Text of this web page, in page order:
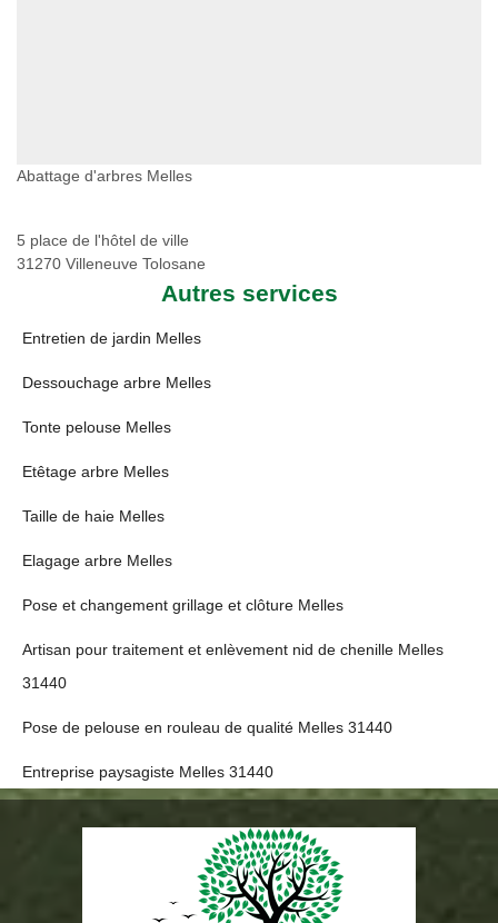
Abattage d'arbres Melles
5 place de l'hôtel de ville
31270 Villeneuve Tolosane
Autres services
Entretien de jardin Melles
Dessouchage arbre Melles
Tonte pelouse Melles
Etêtage arbre Melles
Taille de haie Melles
Elagage arbre Melles
Pose et changement grillage et clôture Melles
Artisan pour traitement et enlèvement nid de chenille Melles
31440
Pose de pelouse en rouleau de qualité Melles 31440
Entreprise paysagiste Melles 31440